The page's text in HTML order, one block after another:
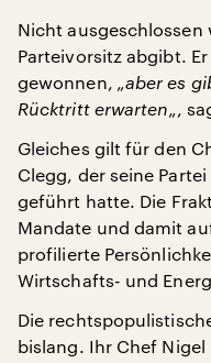
Nicht ausgeschlossen
Parteivorsitz abgibt.
gewonnen, „aber es
Rücktritt erwarten„,
Gleiches gilt für den
Clegg, der seine
geführt hatte. Die
Mandate und damit
profilierte
Wirtschafts- und
Die
bislang. Ihr Chef